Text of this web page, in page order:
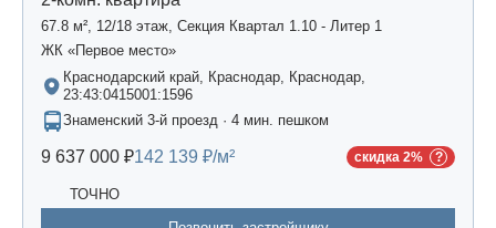
67.8 м², 12/18 этаж, Секция Квартал 1.10 - Литер 1
ЖК «Первое место»
Краснодарский край, Краснодар, Краснодар,
23:43:0415001:1596
Знаменский 3-й проезд · 4 мин. пешком
9 637 000 ₽142 139 ₽/м² скидка 2%
ТОЧНО